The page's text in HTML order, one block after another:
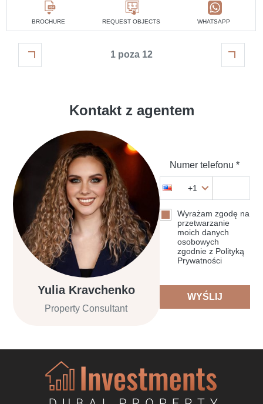
BROCHURE REQUEST OBJECTS WHATSAPP
1 poza 12
Kontakt z agentem
Yulia Kravchenko
Property Consultant
Numer telefonu *
+1
Wyrażam zgodę na
przetwarzanie
moich danych
osobowych
zgodnie z Polityką
Prywatności
WYŚLIJ